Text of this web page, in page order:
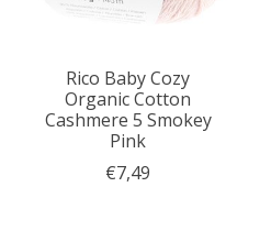
Rico Baby Cozy
Organic Cotton
Cashmere 5 Smokey
Pink
€7,49